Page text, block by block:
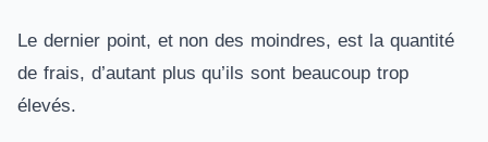
Le dernier point, et non des moindres, est la quantité
de frais, d’autant plus qu’ils sont beaucoup trop
élevés.